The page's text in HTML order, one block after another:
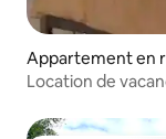
Appartement en
Location de